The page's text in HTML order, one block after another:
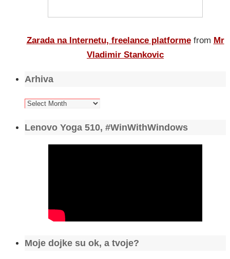
Zarada na Internetu, freelance platforme from Mr
Vladimir Stankovic
Arhiva
Arhiva
Lenovo Yoga 510, #WinWithWindows
Moje dojke su ok, a tvoje?